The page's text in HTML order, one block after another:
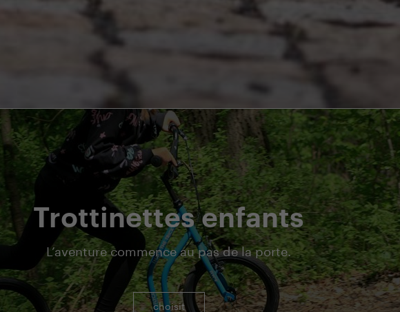
Trottinettes enfants
L’aventure commence au pas de la porte.
choisit